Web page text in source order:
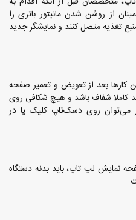
از روشن شدن مانیتور باتری را
تغذیه متصل کنند و نمایشگر جدید
کارها بعد از تعویض و تعمیر صفحه
شفاف باشد و هیچ شکافی روی
می‌توان روی دسک‌تاپ کلیک یا در
نمایش لپ تاپ، باید بدنه دستگاه